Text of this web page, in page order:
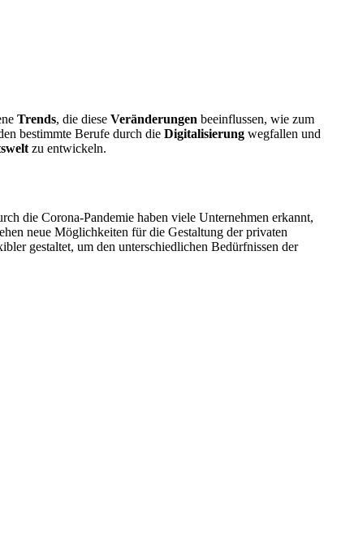
Trends, die diese Veränderungen beeinflussen, wie zum
bestimmte Berufe durch die Digitalisierung wegfallen und
zu entwickeln.
die Corona-Pandemie haben viele Unternehmen erkannt,
neue Möglichkeiten für die Gestaltung der privaten
gestaltet, um den unterschiedlichen Bedürfnissen der